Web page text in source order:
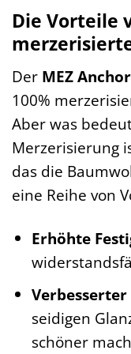
Die Vorteile
Der MEZ
100%
Aber was
Merzerisierung
das die
eine Reihe von
Erhöhte
Verbesserter
seidigen
schöner